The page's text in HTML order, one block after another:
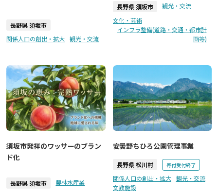
長野県 須坂市
関係人口の創出・拡大
観光・交流
長野県 須坂市
観光・交流
文化・芸術
インフラ整備(道路・交通・都市計
画等)
須坂市発祥のワッサーのブラン
ド化
長野県 須坂市 農林水産業
安曇野ちひろ公園管理事業
長野県 松川村 寄付受付終了
関係人口の創出・拡大
観光・交流
文教施設